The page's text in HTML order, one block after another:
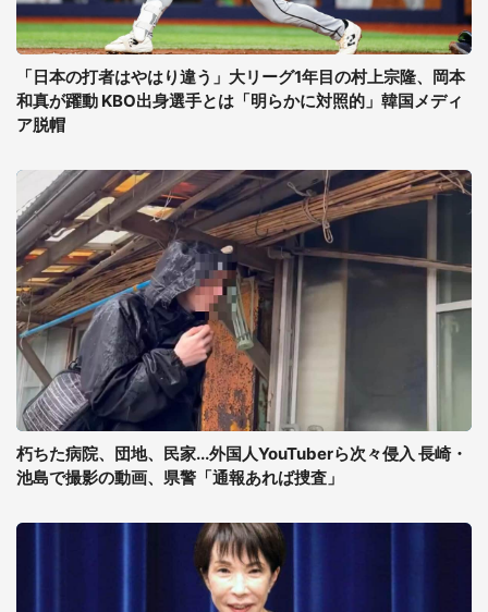
「日本の打者はやはり違う」大リーグ1年目の村上宗隆、岡本
和真が躍動 KBO出身選手とは「明らかに対照的」韓国メディ
ア脱帽
朽ちた病院、団地、民家...外国人YouTuberら次々侵入 長崎・
池島で撮影の動画、県警「通報あれば捜査」